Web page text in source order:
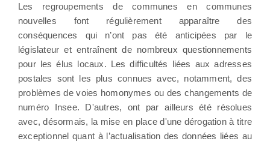
Les regroupements de communes en communes
nouvelles font régulièrement apparaître des
conséquences qui n’ont pas été anticipées par le
législateur et entraînent de nombreux questionnements
pour les élus locaux. Les difficultés liées aux adresses
postales sont les plus connues avec, notamment, des
problèmes de voies homonymes ou des changements de
numéro Insee. D'autres, ont par ailleurs été résolues
avec, désormais, la mise en place d'une dérogation à titre
exceptionnel quant à l’actualisation des données liées au